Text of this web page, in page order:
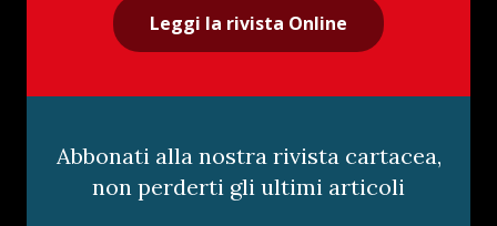
Leggi la rivista Online
Abbonati alla nostra rivista cartacea,
non perderti gli ultimi articoli